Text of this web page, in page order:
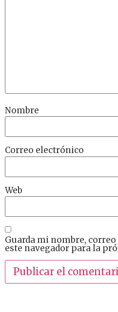
Nombre
Correo electrónico
Web
Guarda mi nombre,
este navegador para la